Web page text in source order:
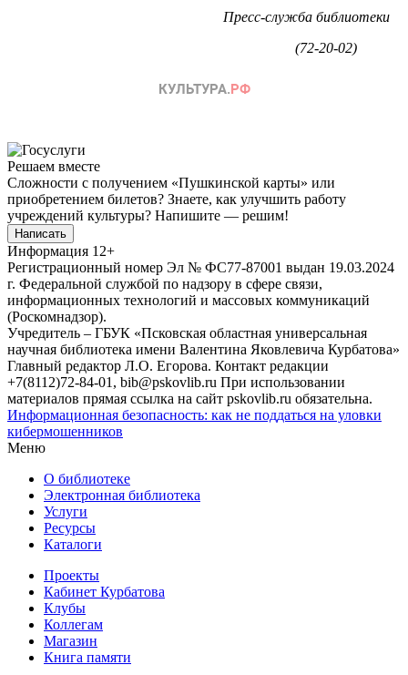
Пресс-служба библиотеки
(72-20-02)
Решаем вместе
Сложности с получением «Пушкинской карты» или
приобретением билетов? Знаете, как улучшить работу
учреждений культуры? Напишите — решим!
Написать
Информация 12+
Регистрационный номер Эл № ФС77-87001 выдан 19.03.2024
г. Федеральной службой по надзору в сфере связи,
информационных технологий и массовых коммуникаций
(Роскомнадзор).
Учредитель – ГБУК «Псковская областная универсальная
научная библиотека имени Валентина Яковлевича Курбатова»
Главный редактор Л.О. Егорова. Контакт редакции
+7(8112)72-84-01, bib@pskovlib.ru При использовании
материалов прямая ссылка на сайт pskovlib.ru обязательна.
Информационная безопасность: как не поддаться на уловки
кибермошенников
Меню
О библиотеке
Электронная библиотека
Услуги
Ресурсы
Каталоги
Проекты
Кабинет Курбатова
Клубы
Коллегам
Магазин
Книга памяти